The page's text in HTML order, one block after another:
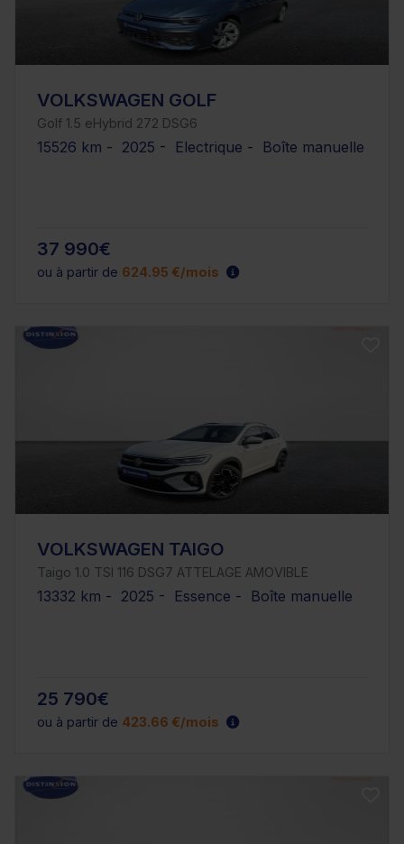
VOLKSWAGEN GOLF
Golf 1.5 eHybrid 272 DSG6
15526 km - 2025 - Electrique - Boîte manuelle
37 990€
ou à partir de 624.95 €/mois
VOLKSWAGEN TAIGO
Taigo 1.0 TSI 116 DSG7 ATTELAGE AMOVIBLE
13332 km - 2025 - Essence - Boîte manuelle
25 790€
ou à partir de 423.66 €/mois